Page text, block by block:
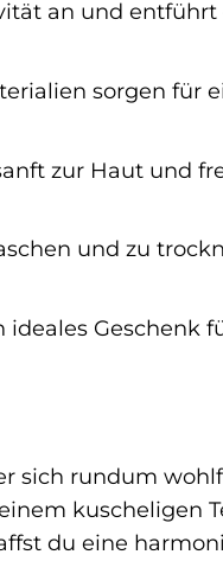
an und
sorgen für
zur Haut und
und zu
ideales Geschenk
sich rundum
kuscheligen
du eine